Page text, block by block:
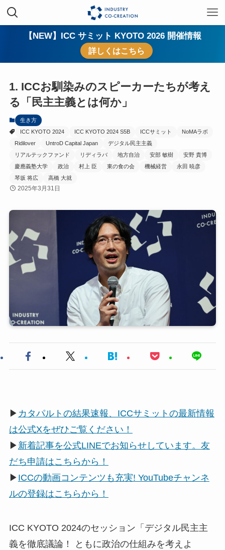
【NEW】ICC サミット KYOTO 2026 開催情報
詳しくはこちら
1. ICCお馴染みのスピーカーたちが考え
る「民主主義とは何か」
生き方
ICC KYOTO 2024
ICC KYOTO 2024 S5B ICCサミット
NoMAラボ
Ridilover
UntroD Capital Japan
デジタル民主主義
リアルテックファンド
リディラバ 地方自治 安部 敏樹
安野 貴博
慶應義塾大学
政治 村上 臣 東の食の会 機械経営
永田 暁彦
琴坂 将広
高橋 大就
2025年3月31日
▶ カタパルトの結果速報、ICCサミットの最新情報
は公式Xをぜひご覧ください！
▶ 新着記事を公式LINEでお知らせしています。友
だち申請はこちらから！
▶ ICCの動画コンテンツも充実! YouTubeチャンネ
ルの登録はこちらから！
ICC KYOTO 2024のセッション「デジタル民主主
義を徹底議論！ ともに政治の仕組みを考えよ